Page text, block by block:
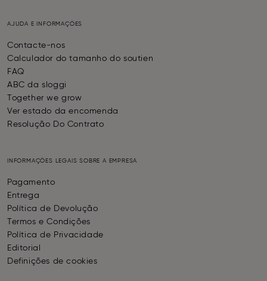
AJUDA E INFORMAÇÕES
Contacte-nos
Calculador do tamanho do soutien
FAQ
ABC da sloggi
Together we grow
Ver estado da encomenda
Resolução Do Contrato
INFORMAÇÕES LEGAIS SOBRE A EMPRESA
Pagamento
Entrega
Política de Devolução
Termos e Condições
Política de Privacidade
Editorial
Definições de cookies